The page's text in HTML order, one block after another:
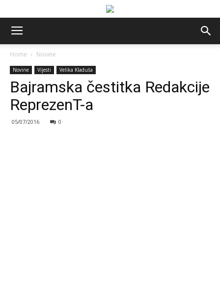
Home Novine
Novine Vijesti Velika Kladuša
Bajramska čestitka Redakcije
ReprezenT-a
05/07/2016 0